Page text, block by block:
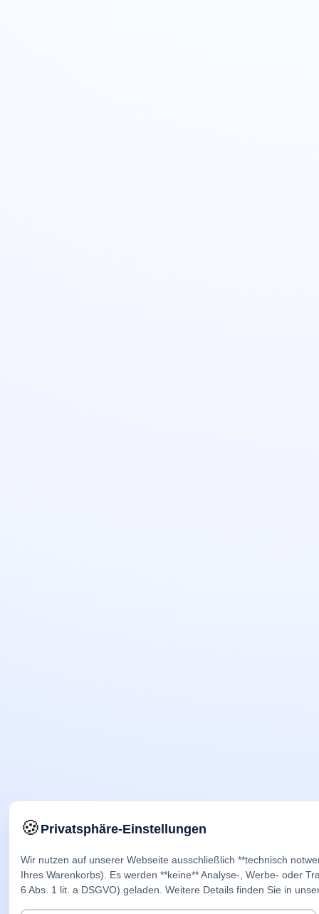
🍪Privatsphäre-Einstellungen
Wir nutzen auf unserer Webseite ausschließlich **technisch
Ihres Warenkorbs). Es werden **keine** Analyse-, Werbe- oder
6 Abs. 1 lit. a DSGVO) geladen. Weitere Details finden Sie in